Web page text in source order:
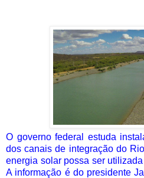
O governo federal estuda
dos canais de integração do
energia solar possa ser
A informação é do presidente